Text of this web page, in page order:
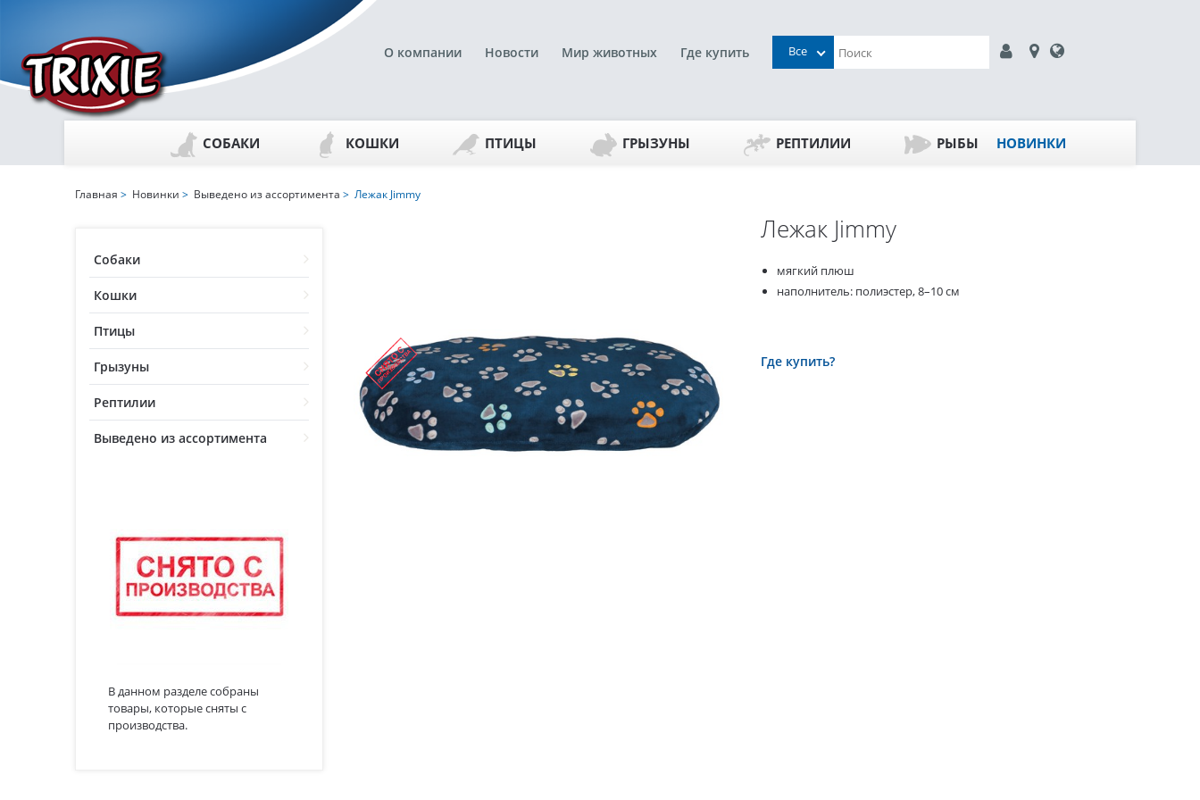
О компании Новости Мир животных Где купить Все
СОБАКИ КОШКИ ПТИЦЫ ГРЫЗУНЫ РЕПТИЛИИ РЫБЫ НОВИНКИ
Собаки
Кошки
Птицы
Грызуны
Рептилии
Выведено из ассортимента
В данном разделе собраны
товары, которые сняты с
производства.
Главная > Новинки > Выведено из ассортимента > Лежак Jimmy
Лежак Jimmy
мягкий плюш
наполнитель: полиэстер, 8–10 см
Где купить?